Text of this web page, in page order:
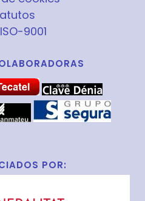
9001
POR: